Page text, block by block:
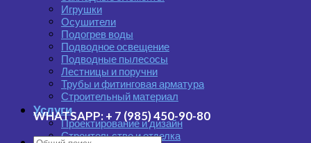
Игрушки
Осушители
Подогрев воды
Подводное освещение
Подводные пылесосы
Лестницы и поручни
Трубы и фитинговая арматура
Строительный материал
Услуги
Проектирование и дизайн
Строительство и отделка
WHATSAPP: + 7 (985) 450-90-80